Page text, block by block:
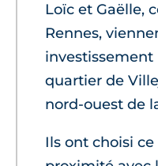
Loïc et Gaëlle,
Rennes,
investissement
quartier de
nord-ouest de
Ils ont choisi